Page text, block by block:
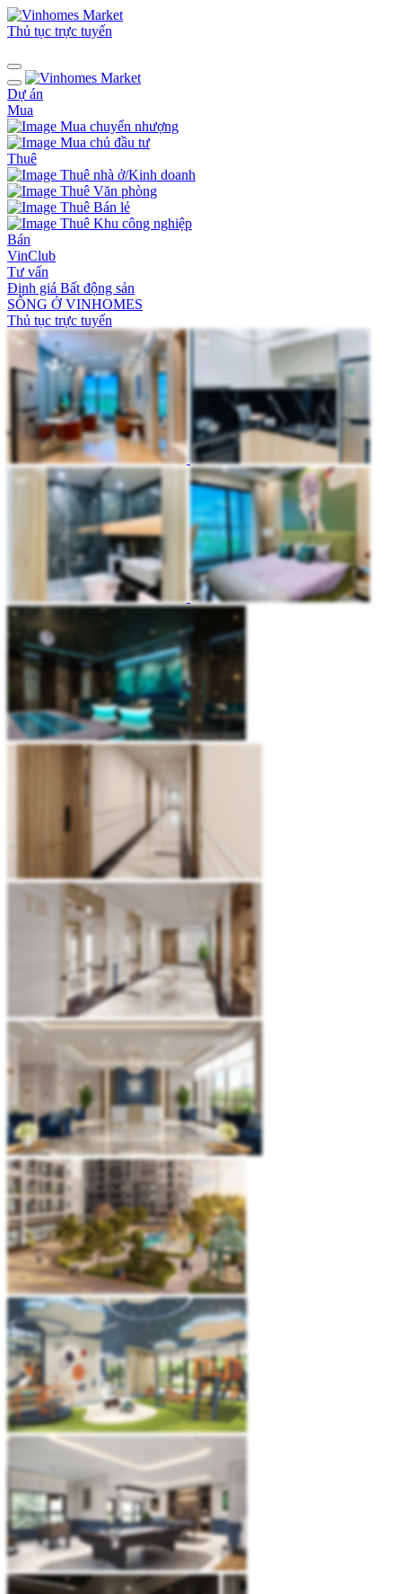
Thủ tục trực tuyến
Dự án
Mua
Mua chuyển nhượng
Mua chủ đầu tư
Thuê
Thuê nhà ở/Kinh doanh
Thuê Văn phòng
Thuê Bán lẻ
Thuê Khu công nghiệp
Bán
VinClub
Tư vấn
Định giá Bất động sản
SỐNG Ở VINHOMES
Thủ tục trực tuyến